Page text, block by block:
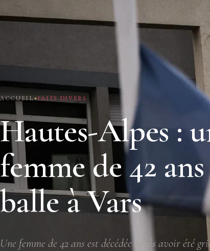
ACCUEIL FAITS DIVERS
Hautes-Alpes :
femme de 42
balle à Vars
Une femme de 42 ans est décédée après avoir été